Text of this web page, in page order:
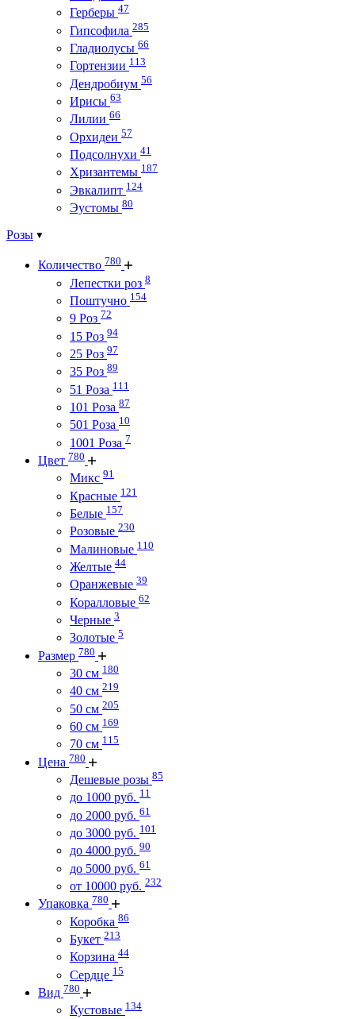
Герберы 47
Гипсофила 285
Гладиолусы 66
Гортензии 113
Дендробиум 56
Ирисы 63
Лилии 66
Орхидеи 57
Подсолнухи 41
Хризантемы 187
Эвкалипт 124
Эустомы 80
Розы
Количество 780
Лепестки роз 8
Поштучно 154
9 Роз 72
15 Роз 94
25 Роз 97
35 Роз 89
51 Роза 111
101 Роза 87
501 Роза 10
1001 Роза 7
Цвет 780
Микс 91
Красные 121
Белые 157
Розовые 230
Малиновые 110
Желтые 44
Оранжевые 39
Коралловые 62
Черные 3
Золотые 5
Размер 780
30 см 180
40 см 219
50 см 205
60 см 169
70 см 115
Цена 780
Дешевые розы 85
до 1000 руб. 11
до 2000 руб. 61
до 3000 руб. 101
до 4000 руб. 90
до 5000 руб. 61
от 10000 руб. 232
Упаковка 780
Коробка 86
Букет 213
Корзина 44
Сердце 15
Вид 780
Кустовые 134